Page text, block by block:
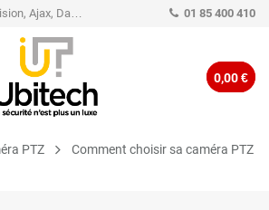
Distributeur officiel Hikvision, Ajax, Dahua, TP-Link - Caméra de vidéo surveillance - Alarme 01 85 400 410
0,00 €
PTZ
Comment choisir sa caméra PTZ